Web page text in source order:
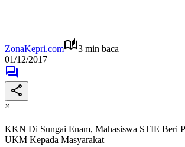
ZonaKepri.com
3 min baca
01/12/2017
×
KKN Di Sungai Enam, Mahasiswa STIE Beri
UKM Kepada Masyarakat